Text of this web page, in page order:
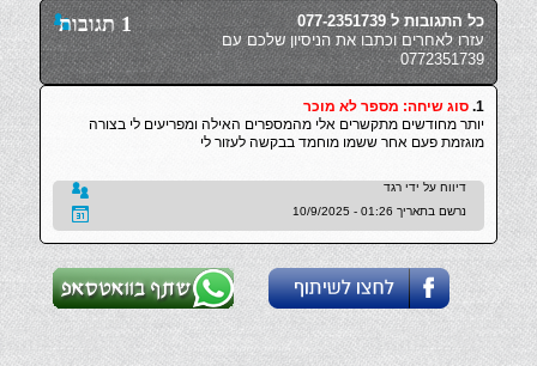
1 תגובות
כל התגובות ל 077-2351739
עזרו לאחרים וכתבו את הניסיון שלכם עם
0772351739
1. סוג שיחה: מספר לא מוכר
יותר מחודשים מתקשרים אלי מהמספרים האילה ומפריעים לי בצורה
מוגזמת פעם אחר ששמו מוחמד בבקשה לעזור לי
דיווח על ידי רגד
נרשם בתאריך 01:26 - 10/9/2025